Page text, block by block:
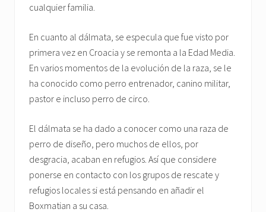
cualquier familia.
En cuanto al dálmata, se especula que fue visto por
primera vez en Croacia y se remonta a la Edad Media.
En varios momentos de la evolución de la raza, se le
ha conocido como perro entrenador, canino militar,
pastor e incluso perro de circo.
El dálmata se ha dado a conocer como una raza de
perro de diseño, pero muchos de ellos, por
desgracia, acaban en refugios. Así que considere
ponerse en contacto con los grupos de rescate y
refugios locales si está pensando en añadir el
Boxmatian a su casa.